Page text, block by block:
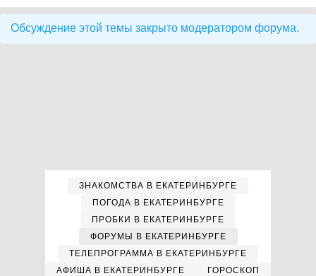
Обсуждение этой темы закрыто модератором форума.
ЗНАКОМСТВА В ЕКАТЕРИНБУРГЕ
ПОГОДА В ЕКАТЕРИНБУРГЕ
ПРОБКИ В ЕКАТЕРИНБУРГЕ
ФОРУМЫ В ЕКАТЕРИНБУРГЕ
ТЕЛЕПРОГРАММА В ЕКАТЕРИНБУРГЕ
АФИША В ЕКАТЕРИНБУРГЕ
ГОРОСКОП